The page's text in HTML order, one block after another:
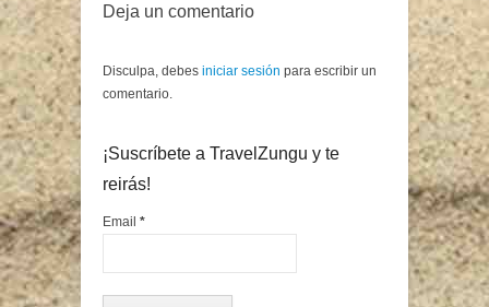
Deja un comentario
Disculpa, debes iniciar sesión para escribir un
comentario.
¡Suscríbete a TravelZungu y te
reirás!
Email *